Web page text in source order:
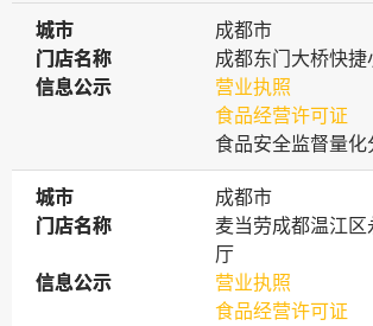
城市
城市
成都市
门店名称
门店名称
成都东门大桥快捷
信息公示
信息公示
营业执照
食品经营许可证
食品安全监督量化
城市
城市
成都市
门店名称
门店名称
麦当劳成都温江
厅
信息公示
信息公示
营业执照
食品经营许可证